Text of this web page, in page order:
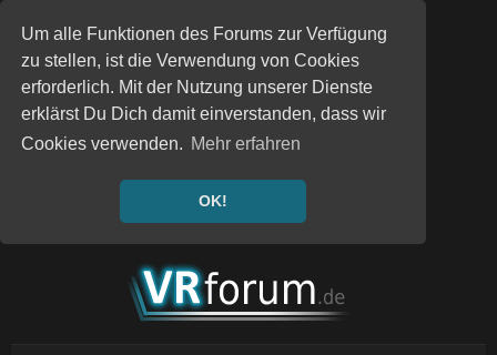
Um alle Funktionen des Forums zur Verfügung
zu stellen, ist die Verwendung von Cookies
erforderlich. Mit der Nutzung unserer Dienste
erklärst Du Dich damit einverstanden, dass wir
Cookies verwenden. Mehr erfahren
OK!